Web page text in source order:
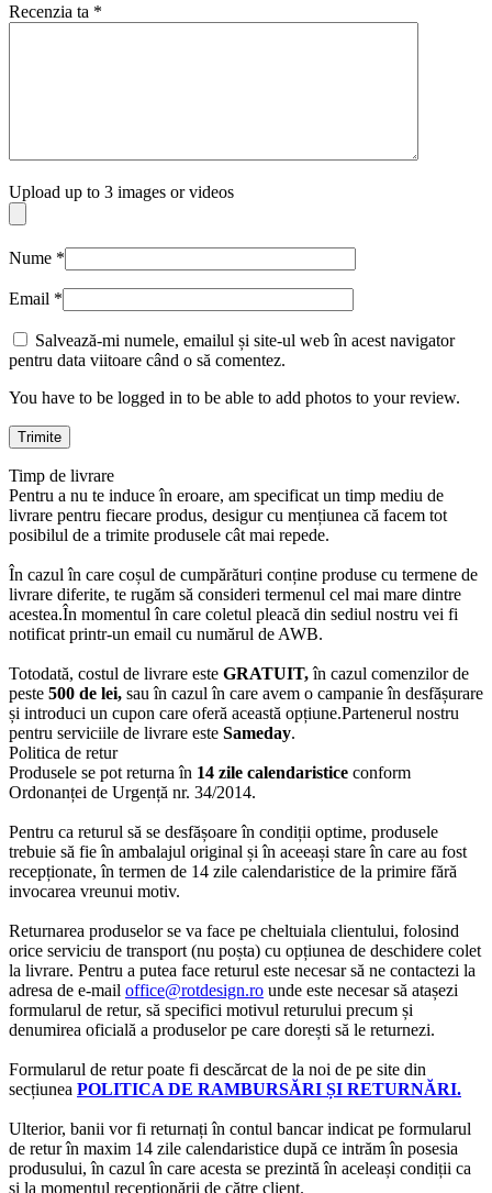
Recenzia ta *
Upload up to 3 images or videos
Nume *
Email *
Salvează-mi numele, emailul și site-ul web în acest navigator
pentru data viitoare când o să comentez.
You have to be logged in to be able to add photos to your review.
Timp de livrare
Pentru a nu te induce în eroare, am specificat un timp mediu de
livrare pentru fiecare produs, desigur cu mențiunea că facem tot
posibilul de a trimite produsele cât mai repede.
În cazul în care coșul de cumpărături conține produse cu termene de
livrare diferite, te rugăm să consideri termenul cel mai mare dintre
acestea.În momentul în care coletul pleacă din sediul nostru vei fi
notificat printr-un email cu numărul de AWB.
Totodată, costul de livrare este GRATUIT,în cazul comenzilor de
peste 500 de lei, sau în cazul în care avem o campanie în desfășurare
și introduci un cupon care oferă această opțiune.Partenerul nostru
pentru serviciile de livrare este Sameday.
Politica de retur
Produsele se pot returna în 14 zile calendaristice conform
Ordonanței de Urgență nr. 34/2014.
Pentru ca returul să se desfășoare în condiții optime, produsele
trebuie să fie în ambalajul original și în aceeași stare în care au fost
recepționate, în termen de 14 zile calendaristice de la primire fără
invocarea vreunui motiv.
Returnarea produselor se va face pe cheltuiala clientului, folosind
orice serviciu de transport (nu poșta) cu opțiunea de deschidere colet
la livrare. Pentru a putea face returul este necesar să ne contactezi la
adresa de e-mail office@rotdesign.ro unde este necesar să atașezi
formularul de retur, să specifici motivul returului precum și
denumirea oficială a produselor pe care dorești să le returnezi.
Formularul de retur poate fi descărcat de la noi de pe site din
secțiunea POLITICA DE RAMBURSĂRI ȘI RETURNĂRI.
Ulterior, banii vor fi returnați în contul bancar indicat pe formularul
de retur în maxim 14 zile calendaristice după ce intrăm în posesia
produsului, în cazul în care acesta se prezintă în aceleași condiții ca
și la momentul recepționării de către client.